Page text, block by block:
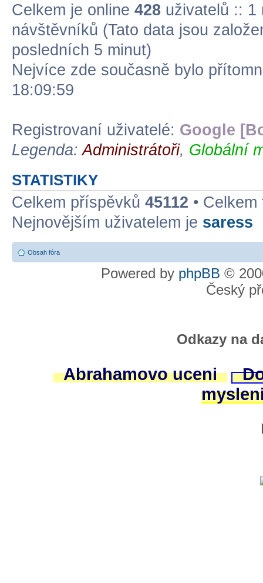
Celkem je online 428 uživatelů :: 1
návštěvníků (Tato data jsou
posledních 5 minut)
Nejvíce zde současně bylo
18:09:59
Registrovaní uživatelé: Google
Legenda:Administrátoři, Globální
STATISTIKY
Celkem příspěvků 45112 •
Nejnovějším uživatelem je saress
Obsah fóra
Powered by phpBB ©
Český
Odkazy na
Abrahamovo uceni